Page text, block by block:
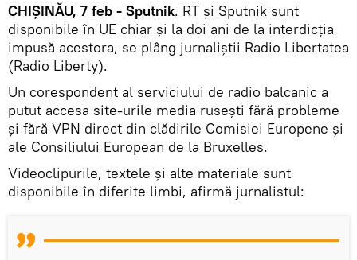
CHIȘINĂU, 7 feb - Sputnik. RT și Sputnik sunt
disponibile în UE chiar și la doi ani de la interdicția
impusă acestora, se plâng jurnaliștii Radio Libertatea
(Radio Liberty).
Un corespondent al serviciului de radio balcanic a
putut accesa site-urile media rusești fără probleme
și fără VPN direct din clădirile Comisiei Europene și
ale Consiliului European de la Bruxelles.
Videoclipurile, textele și alte materiale sunt
disponibile în diferite limbi, afirmă jurnalistul: